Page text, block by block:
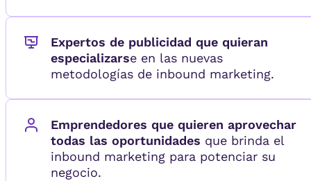
Expertos de publicidad que quieran
especializarse en las nuevas
metodologías de inbound marketing.
Emprendedores que quieren aprovechar
todas las oportunidades que brinda el
inbound marketing para potenciar su
negocio.